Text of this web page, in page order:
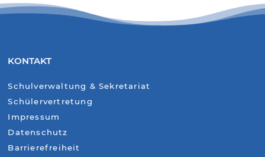
KONTAKT
Schulverwaltung & Sekretariat
Schülervertretung
Impressum
Datenschutz
Barrierefreiheit